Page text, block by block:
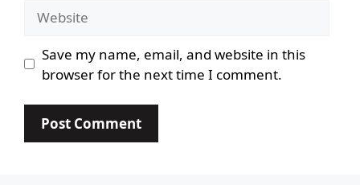
Save my name, email, and website in this
browser for the next time I comment.